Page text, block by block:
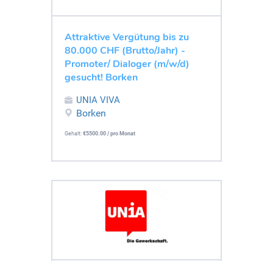
Attraktive Vergütung bis zu
80.000 CHF (Brutto/Jahr) -
Promoter/ Dialoger (m/w/d)
gesucht! Borken
UNIA VIVA
Borken
Gehalt: €5500.00 / pro Monat